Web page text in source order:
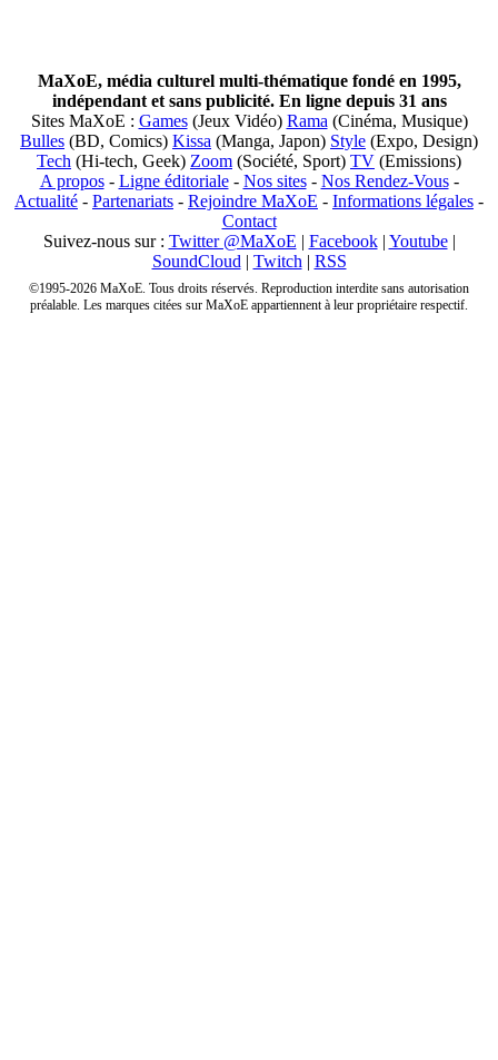
MaXoE, média culturel multi-thématique fondé en 1995,
indépendant et sans publicité. En ligne depuis 31 ans
Sites MaXoE : Games(Jeux Vidéo) Rama (Cinéma, Musique)
Bulles (BD, Comics) Kissa (Manga, Japon) Style (Expo, Design)
Tech (Hi-tech, Geek) Zoom (Société, Sport) TV (Emissions)
A propos- Ligne éditoriale- Nos sites- Nos Rendez-Vous-
Actualité - Partenariats - Rejoindre MaXoE - Informations légales -
Contact
Suivez-nous sur : Twitter @MaXoE | Facebook| Youtube|
SoundCloud | Twitch | RSS
©1995-2026 MaXoE. Tous droits réservés. Reproduction interdite sans autorisation
préalable. Les marques citées sur MaXoE appartiennent à leur propriétaire respectif.